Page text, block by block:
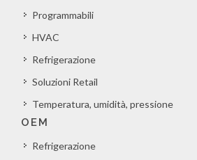
Programmabili
HVAC
Refrigerazione
Soluzioni Retail
Temperatura, umidità, pressione
OEM
Refrigerazione